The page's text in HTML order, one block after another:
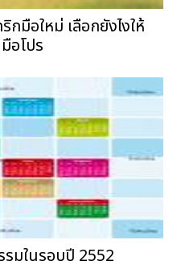
มือใหม่ เลือกยังไงให้
อโปร
มในรอบปี 2552